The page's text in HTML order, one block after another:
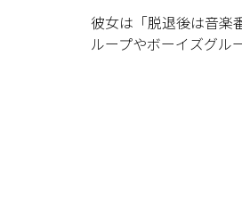
彼女は「脱退後は音楽
ループやボーイズグル